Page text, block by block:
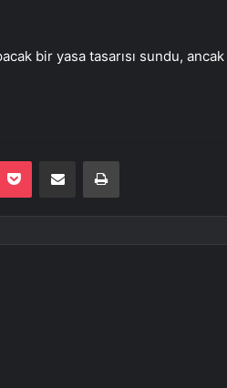
bir yasa tasarısı sundu, ancak
Pocket E-Posta ile paylaş Yazdır